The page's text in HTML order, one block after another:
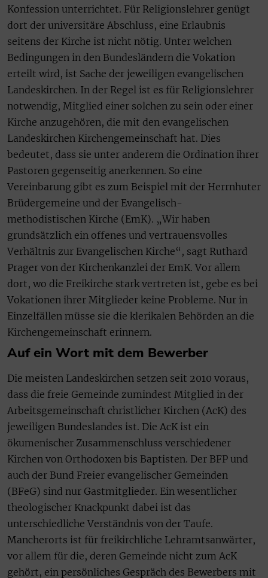
Konfession unterrichtet. Für Religionslehrer genügt
dort der universitäre Abschluss, eine Erlaubnis
seitens der Kirche ist nicht nötig. Unter welchen
Bedingungen in den Bundesländern die Vokation
erteilt wird, ist Sache der jeweiligen evangelischen
Landeskirchen. In der Regel ist es für Religionslehrer
notwendig, Mitglied einer solchen zu sein oder einer
Kirche anzugehören, die mit den evangelischen
Landeskirchen Kirchengemeinschaft hat. Dies
bedeutet, dass sie unter anderem die Ordination ihrer
Pastoren gegenseitig anerkennen. So eine
Vereinbarung gibt es zum Beispiel mit der Herrnhuter
Brüdergemeine und der Evangelisch-
methodistischen Kirche (EmK). „Wir haben
grundsätzlich ein offenes und vertrauensvolles
Verhältnis zur Evangelischen Kirche“, sagt Ruthard
Prager von der Kirchenkanzlei der EmK. Vor allem
dort, wo die Freikirche stark vertreten ist, gebe es bei
Vokationen ihrer Mitglieder keine Probleme. Nur in
Einzelfällen müsse sie die klerikalen Behörden an die
Kirchengemeinschaft erinnern.
Auf ein Wort mit dem Bewerber
Die meisten Landeskirchen setzen seit 2010 voraus,
dass die freie Gemeinde zumindest Mitglied in der
Arbeitsgemeinschaft christlicher Kirchen (AcK) des
jeweiligen Bundeslandes ist. Die AcK ist ein
ökumenischer Zusammenschluss verschiedener
Kirchen von Orthodoxen bis Baptisten. Der BFP und
auch der Bund Freier evangelischer Gemeinden
(BFeG) sind nur Gastmitglieder. Ein wesentlicher
theologischer Knackpunkt dabei ist das
unterschiedliche Verständnis von der Taufe.
Mancherorts ist für freikirchliche Lehramtsanwärter,
vor allem für die, deren Gemeinde nicht zum AcK
gehört, ein persönliches Gespräch des Bewerbers mit